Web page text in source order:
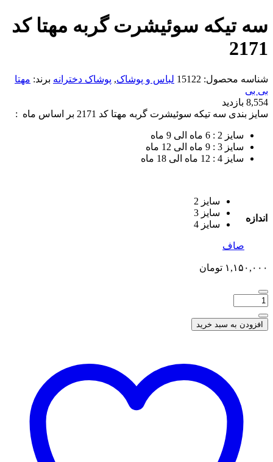
سه تیکه سوئیشرت گربه مهتا کد
2171
شناسه محصول: 15122 لباس و پوشاک, پوشاک دخترانه برند: مهتا
بی بی
8,554 بازدید
سایز بندی سه تیکه سوئیشرت گربه مهتا کد 2171 بر اساس ماه :
سایز 2 : 6 ماه الی 9 ماه
سایز 3 : 9 ماه الی 12 ماه
سایز 4 : 12 ماه الی 18 ماه
اندازه
سایز 2
سایز 3
سایز 4
صاف
۱,۱۵۰,۰۰۰ تومان
افزودن به سبد خرید